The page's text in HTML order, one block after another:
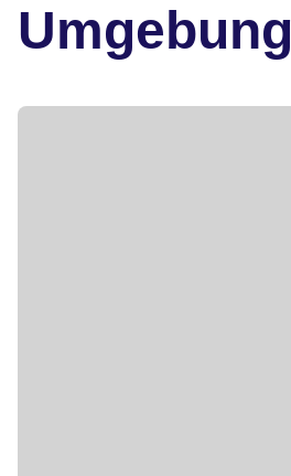
Umgebung